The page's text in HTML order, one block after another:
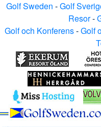
Golf Sweden -Golf
Resor-
Golf och Konferens-Golf